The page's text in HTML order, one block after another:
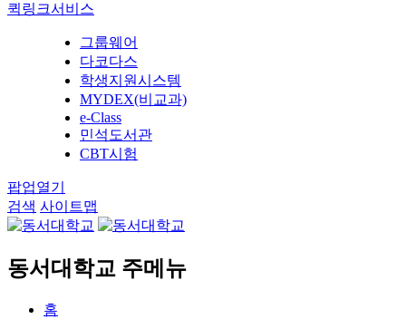
퀵링크서비스
그룹웨어
다코다스
학생지원시스템
MYDEX(비교과)
e-Class
민석도서관
CBT시험
팝업열기
검색 사이트맵
동서대학교 주메뉴
홈